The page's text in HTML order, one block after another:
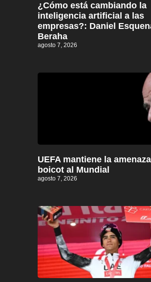
¿Cómo está cambiando la
inteligencia artificial a las
empresas?: Daniel
Beraha
agosto 7, 2026
UEFA mantiene la
boicot al Mundial
agosto 7, 2026